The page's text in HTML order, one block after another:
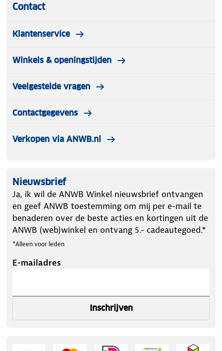
Contact
Klantenservice
Winkels & openingstijden
Veelgestelde vragen
Contactgegevens
Verkopen via ANWB.nl
Nieuwsbrief
Ja, ik wil de ANWB Winkel nieuwsbrief ontvangen
en geef ANWB toestemming om mij per e-mail te
benaderen over de beste acties en kortingen uit de
ANWB (web)winkel en ontvang 5.- cadeautegoed.*
*Alleen voor leden
E-mailadres
Inschrijven